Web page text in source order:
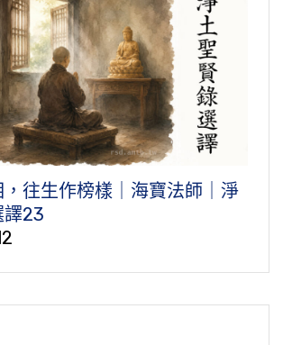
往生作榜樣｜海寶法師｜淨
譯23